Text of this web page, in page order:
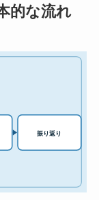
的な流れ
振り返り